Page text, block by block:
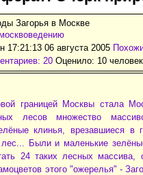
Загорья в Москве
17:21:13 06 августа 2005
20 Оценило: 10
границей Москвы стала
лесов множество
клинья, врезавшиеся
лес... Были и маленькие
24 таких лесных
этого "ожерелья" -